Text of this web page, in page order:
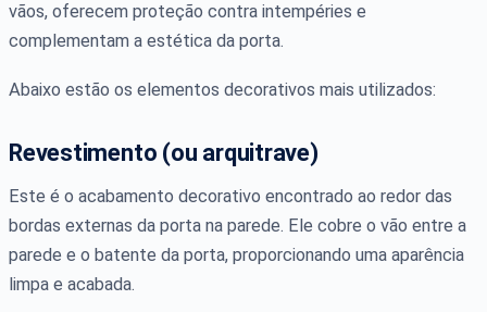
vãos, oferecem proteção contra intempéries e
complementam a estética da porta.
Abaixo estão os elementos decorativos mais utilizados:
Revestimento (ou arquitrave)
Este é o acabamento decorativo encontrado ao redor das
bordas externas da porta na parede. Ele cobre o vão entre a
parede e o batente da porta, proporcionando uma aparência
limpa e acabada.